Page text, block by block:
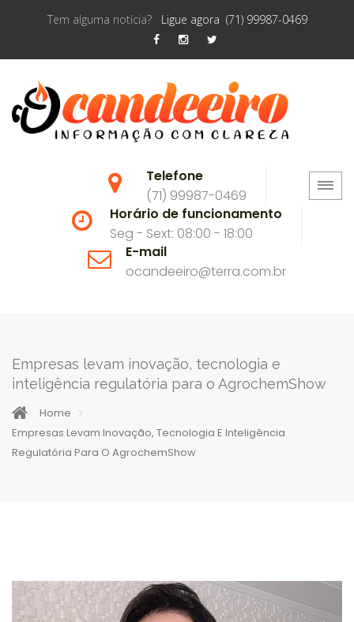
Tem alguma notícia? Ligue agora (71) 99987-0469
Telefone
(71) 99987-0469
Horário de funcionamento
Seg - Sext: 08:00 - 18:00
E-mail
ocandeeiro@terra.com.br
Empresas levam inovação, tecnologia e
inteligência regulatória para o AgrochemShow
Home
Empresas Levam Inovação, Tecnologia E Inteligência
Regulatória Para O AgrochemShow